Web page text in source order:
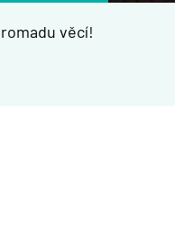
věcí!